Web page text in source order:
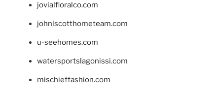
jovialfloralco.com
johnlscotthometeam.com
u-seehomes.com
watersportslagonissi.com
mischieffashion.com